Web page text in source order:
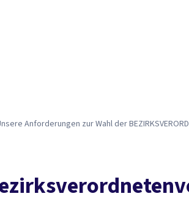
Anforderungen zur Wahl der